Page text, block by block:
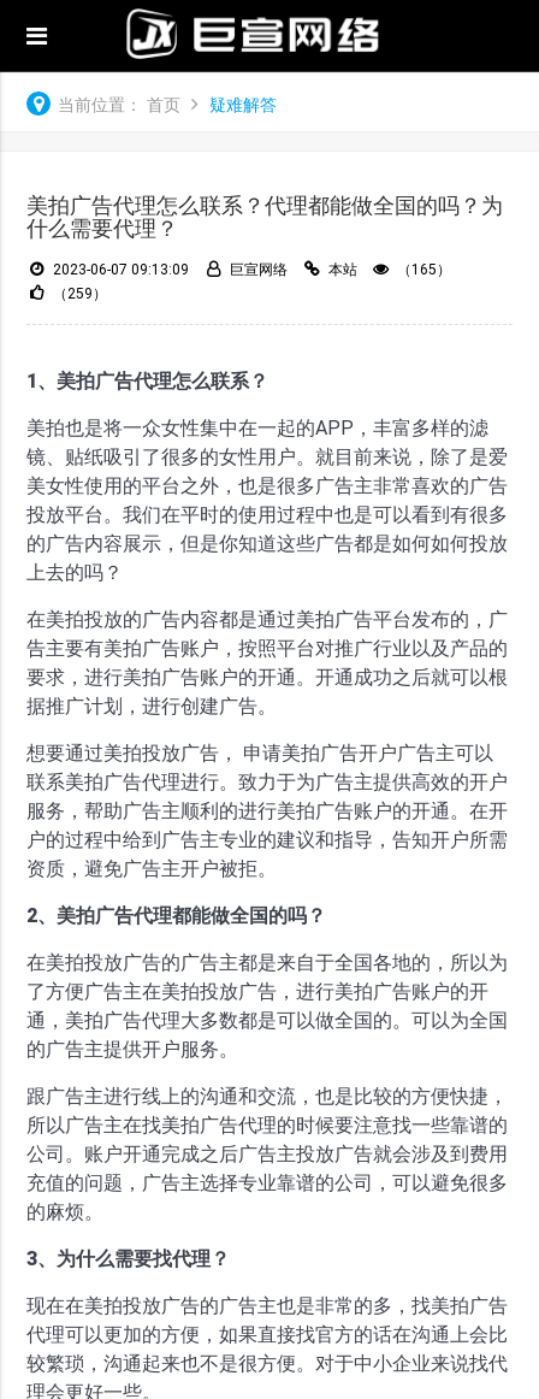
当前位置： 首页 疑难解答
美拍广告代理怎么联系？代理都能做全国的吗？为
什么需要代理？
2023-06-07 09:13:09 巨宣网络 本站
（165）
（259）
1、美拍广告代理怎么联系？
美拍也是将一众女性集中在一起的APP，丰富多样的滤
镜、贴纸吸引了很多的女性用户。就目前来说，除了是爱
美女性使用的平台之外，也是很多广告主非常喜欢的广告
投放平台。我们在平时的使用过程中也是可以看到有很多
的广告内容展示，但是你知道这些广告都是如何如何投放
上去的吗？
在美拍投放的广告内容都是通过美拍广告平台发布的，广
告主要有美拍广告账户，按照平台对推广行业以及产品的
要求，进行美拍广告账户的开通。开通成功之后就可以根
据推广计划，进行创建广告。
想要通过美拍投放广告， 申请美拍广告开户广告主可以
联系美拍广告代理进行。致力于为广告主提供高效的开户
服务，帮助广告主顺利的进行美拍广告账户的开通。在开
户的过程中给到广告主专业的建议和指导，告知开户所需
资质，避免广告主开户被拒。
2、美拍广告代理都能做全国的吗？
在美拍投放广告的广告主都是来自于全国各地的，所以为
了方便广告主在美拍投放广告，进行美拍广告账户的开
通，美拍广告代理大多数都是可以做全国的。可以为全国
的广告主提供开户服务。
跟广告主进行线上的沟通和交流，也是比较的方便快捷，
所以广告主在找美拍广告代理的时候要注意找一些靠谱的
公司。账户开通完成之后广告主投放广告就会涉及到费用
充值的问题，广告主选择专业靠谱的公司，可以避免很多
的麻烦。
3、为什么需要找代理？
现在在美拍投放广告的广告主也是非常的多，找美拍广告
代理可以更加的方便，如果直接找官方的话在沟通上会比
较繁琐，沟通起来也不是很方便。对于中小企业来说找代
理会更好一些。